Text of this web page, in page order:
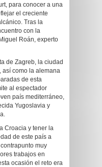
para conocer a una
el creciente
Tras la
con la
Roán, experto
de Zagreb, la ciudad
así como la alemana
de esta
al espectador
país mediterráneo,
Yugoslavia y
Croacia y tener la
de este país a
muy
trabajos en
ocasión el reto era